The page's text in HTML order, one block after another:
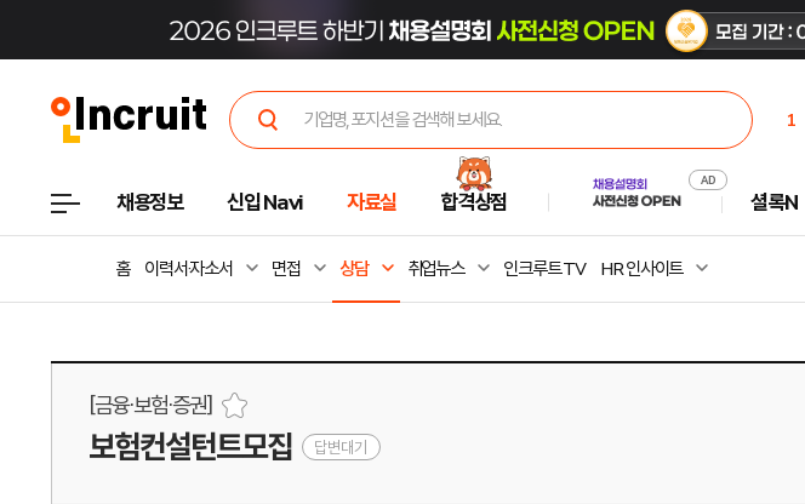
1
4
5
채용정보 신입 Navi 자료실 합격상점 셜록N
홈 이력서·자소서 면접 상담 취업뉴스 인크루트 TV HR 인사이트
[금융·보험·증권]
보험컨설턴트모집 답변대기